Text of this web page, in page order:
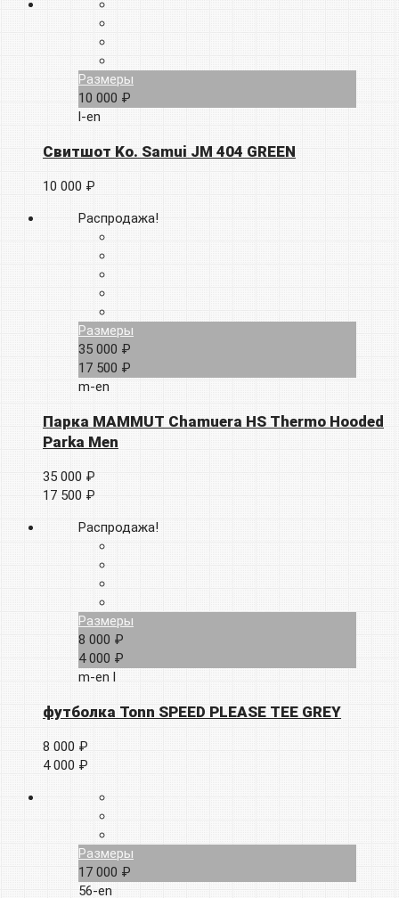
Размеры
10 000 ₽
l-en
Свитшот Ko. Samui JM 404 GREEN
10 000 ₽
Распродажа!
Размеры
35 000 ₽
17 500 ₽
m-en
Парка MAMMUT Chamuera HS Thermo Hooded
Parka Men
35 000 ₽
17 500 ₽
Распродажа!
Размеры
8 000 ₽
4 000 ₽
m-en l
футболка Tonn SPEED PLEASE TEE GREY
8 000 ₽
4 000 ₽
Размеры
17 000 ₽
56-en